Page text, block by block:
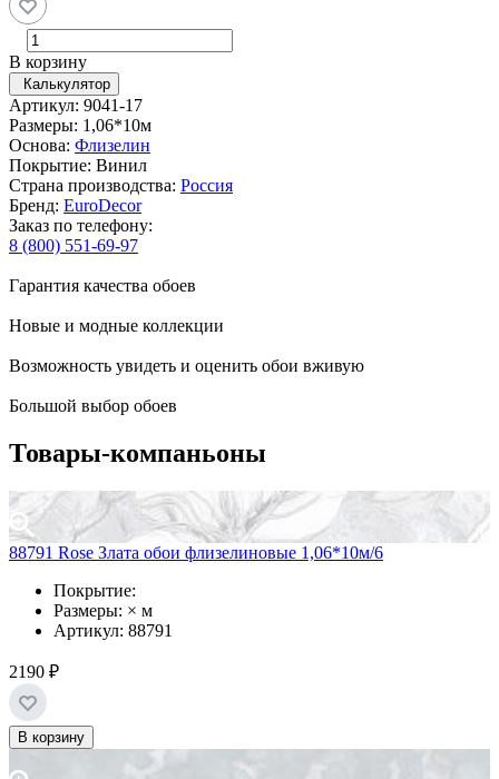
В корзину
Калькулятор
Артикул: 9041-17
Размеры: 1,06*10м
Основа: Флизелин
Покрытие: Винил
Страна производства: Россия
Бренд: EuroDecor
Заказ по телефону:
8 (800) 551-69-97
Гарантия качества обоев
Новые и модные коллекции
Возможность увидеть и оценить обои вживую
Большой выбор обоев
Товары-компаньоны
88791 Rose Злата обои флизелиновые 1,06*10м/6
Покрытие:
Размеры: × м
Артикул: 88791
2190 ₽
В корзину